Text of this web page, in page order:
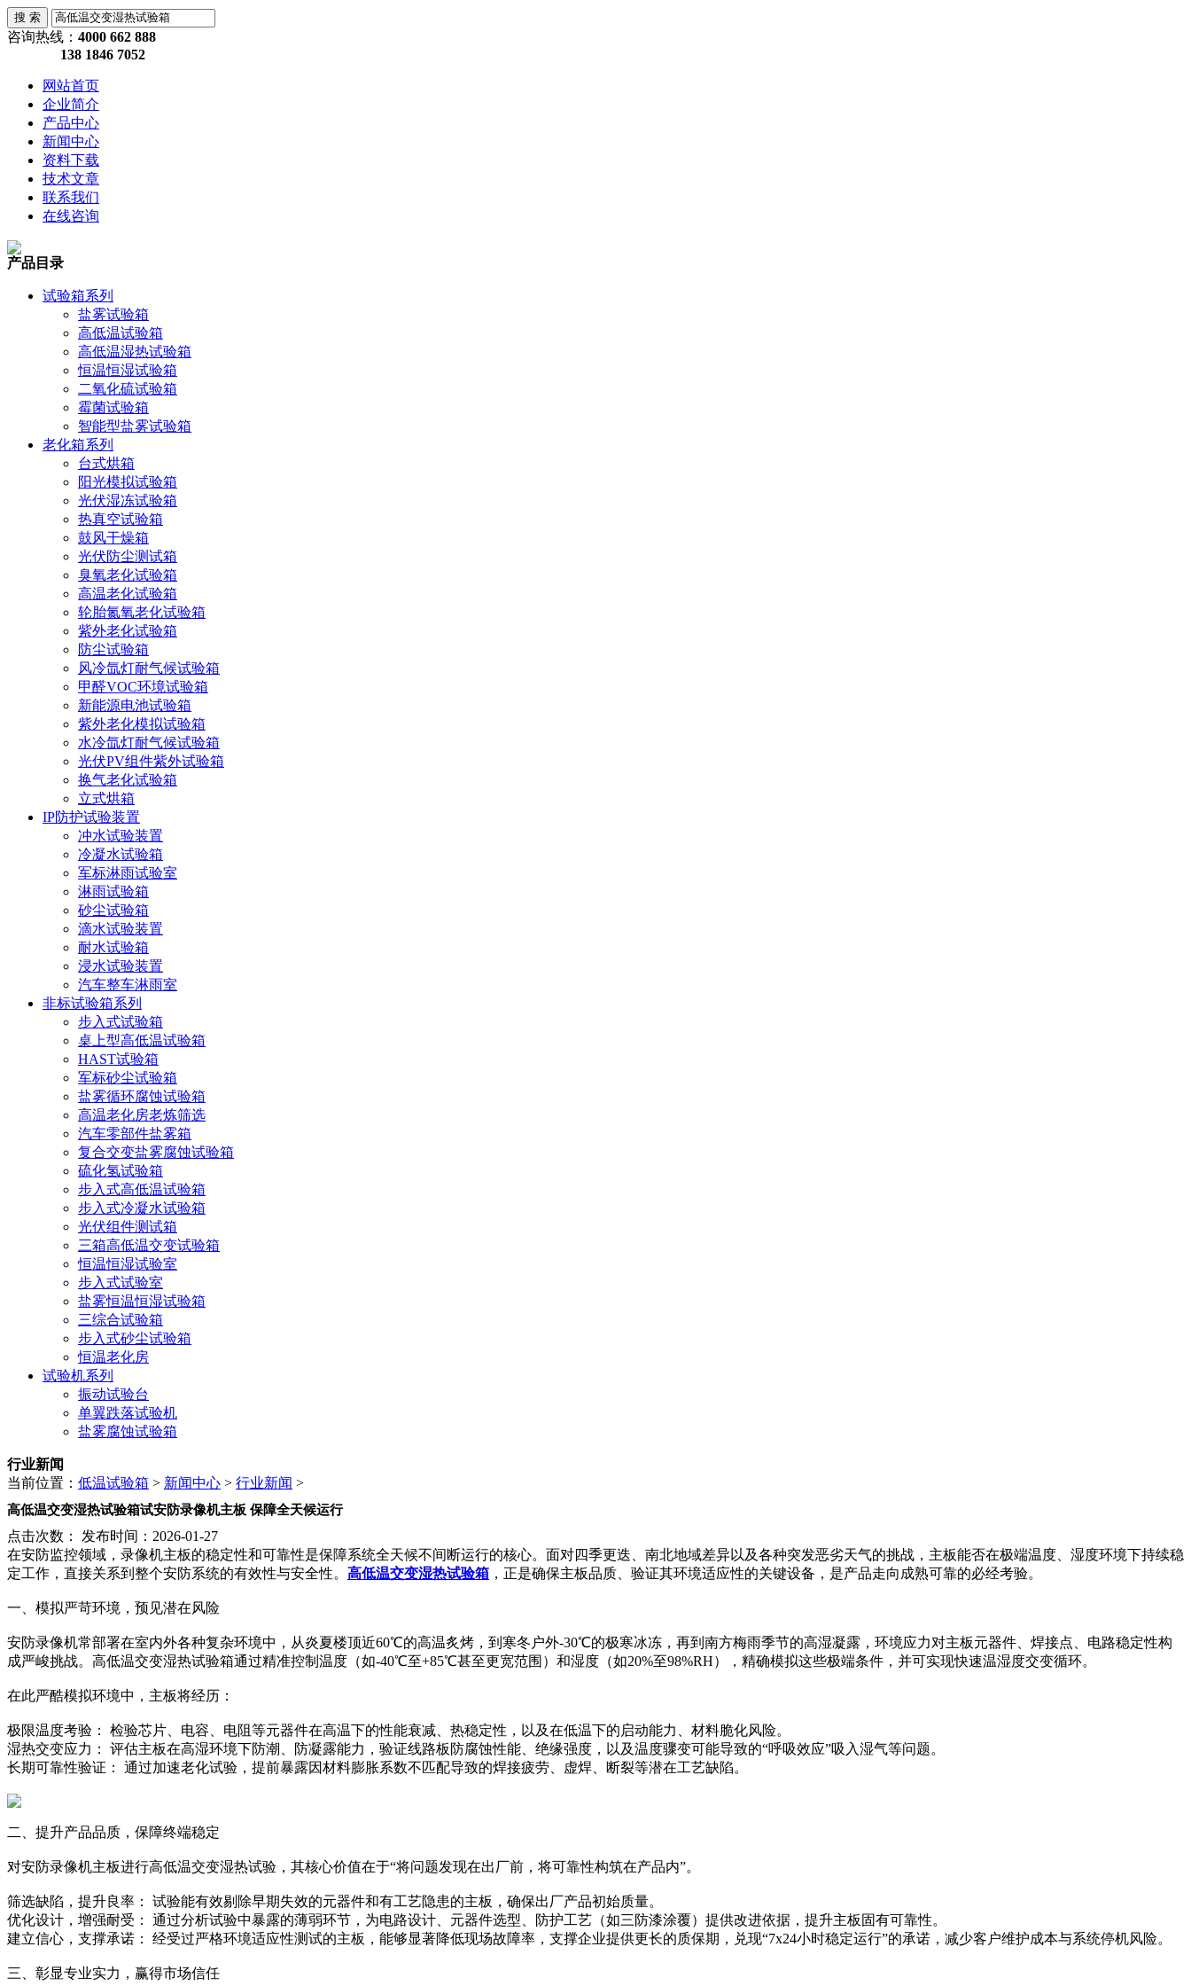
咨询热线： 4000 662 888
138 1846 7052
网站首页
企业简介
产品中心
新闻中心
资料下载
技术文章
联系我们
在线咨询
产品目录
试验箱系列
盐雾试验箱
高低温试验箱
高低温湿热试验箱
恒温恒湿试验箱
二氧化硫试验箱
霉菌试验箱
智能型盐雾试验箱
老化箱系列
台式烘箱
阳光模拟试验箱
光伏湿冻试验箱
热真空试验箱
鼓风干燥箱
光伏防尘测试箱
臭氧老化试验箱
高温老化试验箱
轮胎氮氧老化试验箱
紫外老化试验箱
防尘试验箱
风冷氙灯耐气候试验箱
甲醛VOC环境试验箱
新能源电池试验箱
紫外老化模拟试验箱
水冷氙灯耐气候试验箱
光伏PV组件紫外试验箱
换气老化试验箱
立式烘箱
IP防护试验装置
冲水试验装置
冷凝水试验箱
军标淋雨试验室
淋雨试验箱
砂尘试验箱
滴水试验装置
耐水试验箱
浸水试验装置
汽车整车淋雨室
非标试验箱系列
步入式试验箱
桌上型高低温试验箱
HAST试验箱
军标砂尘试验箱
盐雾循环腐蚀试验箱
高温老化房老炼筛选
汽车零部件盐雾箱
复合交变盐雾腐蚀试验箱
硫化氢试验箱
步入式高低温试验箱
步入式冷凝水试验箱
光伏组件测试箱
三箱高低温交变试验箱
恒温恒湿试验室
步入式试验室
盐雾恒温恒湿试验箱
三综合试验箱
步入式砂尘试验箱
恒温老化房
试验机系列
振动试验台
单翼跌落试验机
盐雾腐蚀试验箱
行业新闻
当前位置： 低温试验箱 > 新闻中心 > 行业新闻 >
高低温交变湿热试验箱试安防录像机主板 保障全天候运行
点击次数：
发布时间：2026-01-27
在安防监控领域，录像机主板的稳定性和可靠性是保障系统全天候不间断运行的核心。面对四季更迭、南北地域差异以及各种突发恶劣天气的挑战，主板能否在极端温度、湿度环境下持续稳
定工作，直接关系到整个安防系统的有效性与安全性。 高低温交变湿热试验箱 ，正是确保主板品质、验证其环境适应性的关键设备，是产品走向成熟可靠的必经考验。
一、模拟严苛环境，预见潜在风险
安防录像机常部署在室内外各种复杂环境中，从炎夏楼顶近60℃的高温炙烤，到寒冬户外-30℃的极寒冰冻，再到南方梅雨季节的高湿凝露，环境应力对主板元器件、焊接点、电路稳定性构
成严峻挑战。高低温交变湿热试验箱通过精准控制温度（如-40℃至+85℃甚至更宽范围）和湿度（如20%至98%RH），精确模拟这些极端条件，并可实现快速温湿度交变循环。
在此严酷模拟环境中，主板将经历：
极限温度考验： 检验芯片、电容、电阻等元器件在高温下的性能衰减、热稳定性，以及在低温下的启动能力、材料脆化风险。
湿热交变应力： 评估主板在高湿环境下防潮、防凝露能力，验证线路板防腐蚀性能、绝缘强度，以及温度骤变可能导致的“呼吸效应”吸入湿气等问题。
长期可靠性验证： 通过加速老化试验，提前暴露因材料膨胀系数不匹配导致的焊接疲劳、虚焊、断裂等潜在工艺缺陷。
二、提升产品品质，保障终端稳定
对安防录像机主板进行高低温交变湿热试验，其核心价值在于“将问题发现在出厂前，将可靠性构筑在产品内”。
筛选缺陷，提升良率： 试验能有效剔除早期失效的元器件和有工艺隐患的主板，确保出厂产品初始质量。
优化设计，增强耐受： 通过分析试验中暴露的薄弱环节，为电路设计、元器件选型、防护工艺（如三防漆涂覆）提供改进依据，提升主板固有可靠性。
建立信心，支撑承诺： 经受过严格环境适应性测试的主板，能够显著降低现场故障率，支撑企业提供更长的质保期，兑现“7x24小时稳定运行”的承诺，减少客户维护成本与系统停机风险。
三、彰显专业实力，赢得市场信任